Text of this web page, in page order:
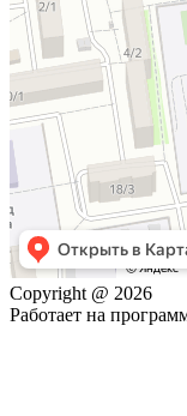
Copyright @ 2026
Работает на